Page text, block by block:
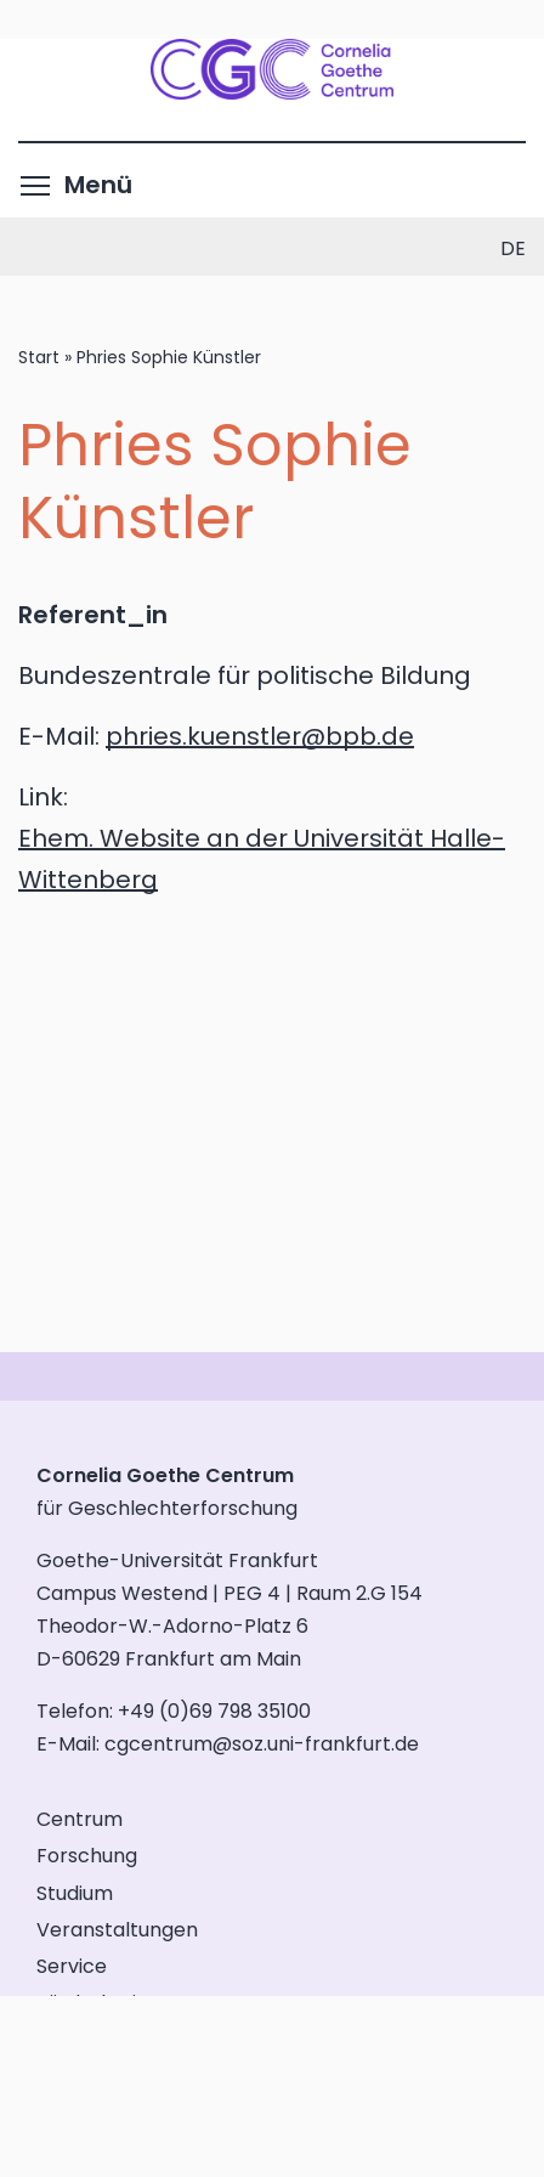
Inhalt
Menü
DE
Start » Phries Sophie Künstler
Phries Sophie
Künstler
Referent_in
Bundeszentrale für politische Bildung
E-Mail: phries.kuenstler@bpb.de
Link:
Ehem. Website an der Universität Halle-
Wittenberg
Cornelia Goethe Centrum
für Geschlechterforschung
Goethe-Universität Frankfurt
Campus Westend | PEG 4 | Raum 2.G 154
Theodor-W.-Adorno-Platz 6
D-60629 Frankfurt am Main
Telefon: +49 (0)69 798 35100
E-Mail: cgcentrum@soz.uni-frankfurt.de
Centrum
Forschung
Studium
Veranstaltungen
Service
Förderkreis